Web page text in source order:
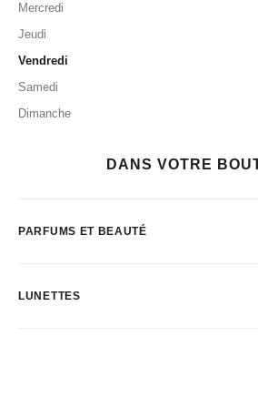
Mercredi
Jeudi
Vendredi
Samedi
Dimanche
DANS VOTRE
PARFUMS ET BEAUTÉ
LUNETTES